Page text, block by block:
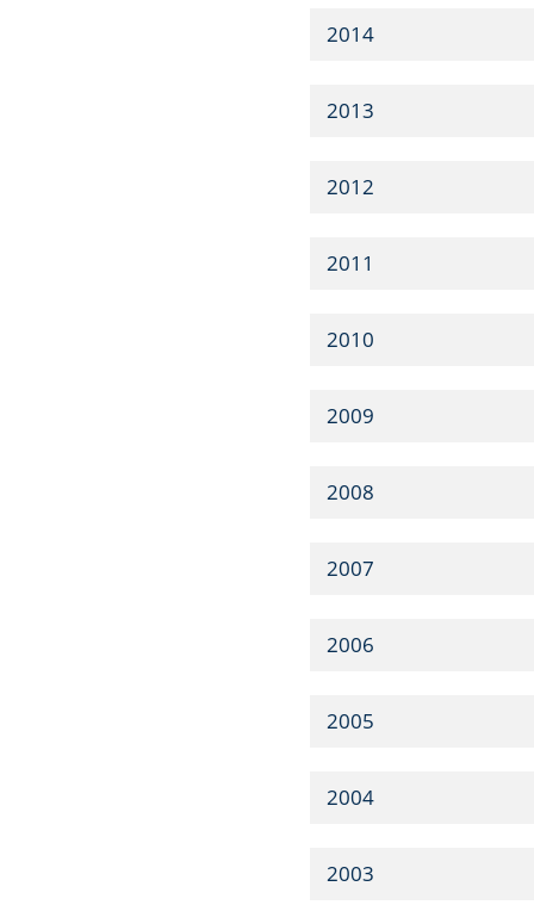
2014
2013
2012
2011
2010
2009
2008
2007
2006
2005
2004
2003